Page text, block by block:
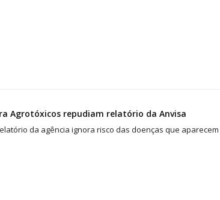
Agrotóxicos repudiam relatório da Anvisa
da agência ignora risco das doenças que